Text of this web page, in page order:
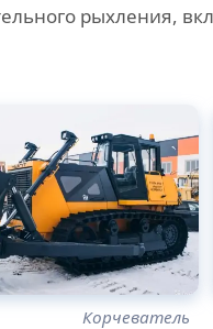
рыхления,
Корчеватель